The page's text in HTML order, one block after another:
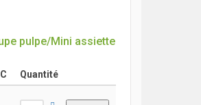
pulpe/Mini assiette
Quantité